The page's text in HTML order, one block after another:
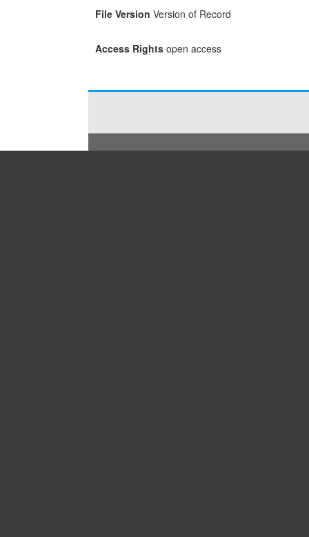
File Version Version of Record
Access Rights open access